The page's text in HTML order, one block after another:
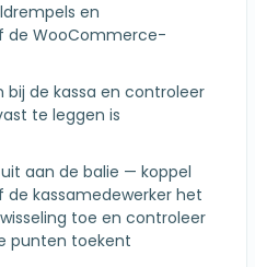
en
de WooCommerce-
bij de kassa en controleer
te leggen is
aan de balie — koppel
kassamedewerker het
toe en controleer
punten toekent